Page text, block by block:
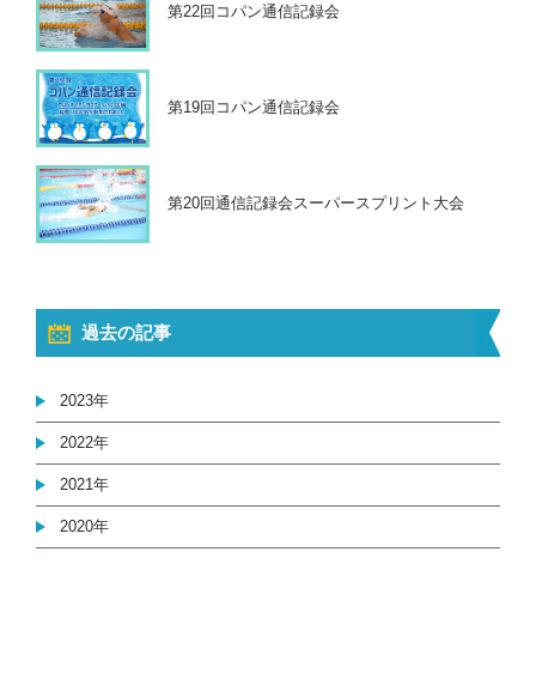
第22回コパン通信記録会
第19回コパン通信記録会
第20回通信記録会スーパースプリント大会
過去の記事
2023年
2022年
2021年
2020年